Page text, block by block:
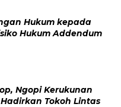
Hukum kepada
Hukum Addendum
Ngopi Kerukunan
Tokoh Lintas